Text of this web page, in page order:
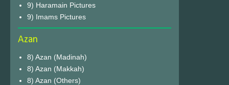
9) Haramain Pictures
9) Imams Pictures
Azan
8) Azan (Madinah)
8) Azan (Makkah)
8) Azan (Others)